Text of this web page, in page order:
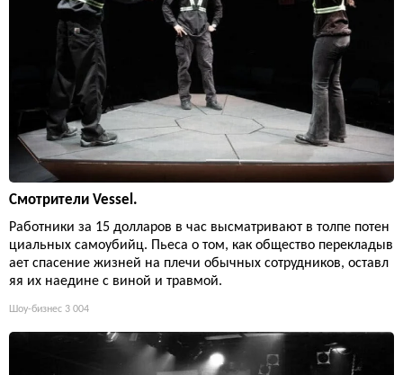
Смотрители Vessel.
Работники за 15 долларов в час высматривают в толпе потен
циальных самоубийц. Пьеса о том, как общество перекладыв
ает спасение жизней на плечи обычных сотрудников, оставл
яя их наедине с виной и травмой.
Шоу-бизнес 3 004